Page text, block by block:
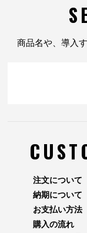
商品名や、導入
注文について
納期について
お支払い方法
購入の流れ